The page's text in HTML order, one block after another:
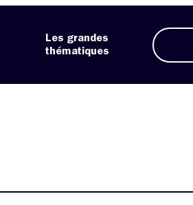
Les grandes
thématiques